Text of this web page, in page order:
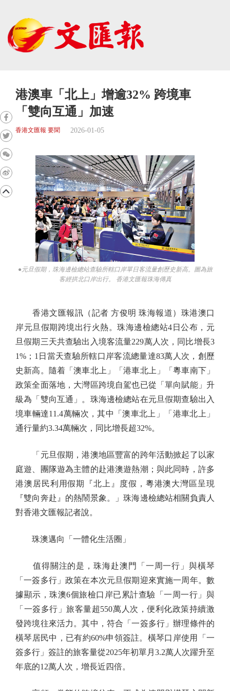
港澳車「北上」增逾32% 跨境車
「雙向互通」加速
香港文匯報 要聞 2026-01-05
●元旦假期，珠海邊檢總站查驗所轄口岸單日客流量創歷史新高。圖為旅
客經拱北口岸出行。 香港文匯報珠海傳真
香港文匯報訊（記者 方俊明 珠海報道）珠港澳口
岸元旦假期跨境出行火熱。珠海邊檢總站4日公布，元
旦假期三天共查驗出入境客流量229萬人次，同比增長3
1%；1日當天查驗所轄口岸客流總量達83萬人次，創歷
史新高。隨着「澳車北上」「港車北上」「粵車南下」
政策全面落地，大灣區跨境自駕也已從「單向賦能」升
級為「雙向互通」。珠海邊檢總站在元旦假期查驗出入
境車輛達11.4萬輛次，其中「澳車北上」「港車北上」
通行量約3.34萬輛次，同比增長超32%。
「元旦假期，港澳地區豐富的跨年活動掀起了以家
庭遊、團隊遊為主體的赴港澳遊熱潮；與此同時，許多
港澳居民利用假期『北上』度假，粵港澳大灣區呈現
『雙向奔赴』的熱鬧景象。」珠海邊檢總站相關負責人
對香港文匯報記者說。
珠澳邁向「一體化生活圈」
值得關注的是，珠海赴澳門「一周一行」與橫琴
「一簽多行」政策在本次元旦假期迎來實施一周年。數
據顯示，珠澳6個旅檢口岸已累計查驗「一周一行」與
「一簽多行」旅客量超550萬人次，便利化政策持續激
發跨境往來活力。其中，符合「一簽多行」辦理條件的
橫琴居民中，已有約60%申領簽註。橫琴口岸使用「一
簽多行」簽註的旅客量從2025年初單月3.2萬人次躍升至
年底的12萬人次，增長近四倍。